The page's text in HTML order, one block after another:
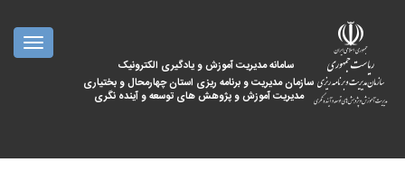
سامانه مدیریت آموزش و یادگیری الکترونیک
سازمان مدیریت و برنامه ریزی استان چهارمحال و بختیاری
مدیریت آموزش و پژوهش های توسعه و آینده نگری